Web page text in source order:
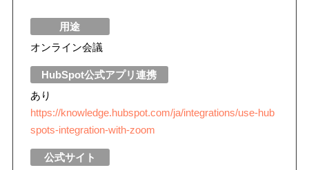
用途
オンライン会議
HubSpot公式アプリ連携
あり
https://knowledge.hubspot.com/ja/integrations/use-hub
spots-integration-with-zoom
公式サイト